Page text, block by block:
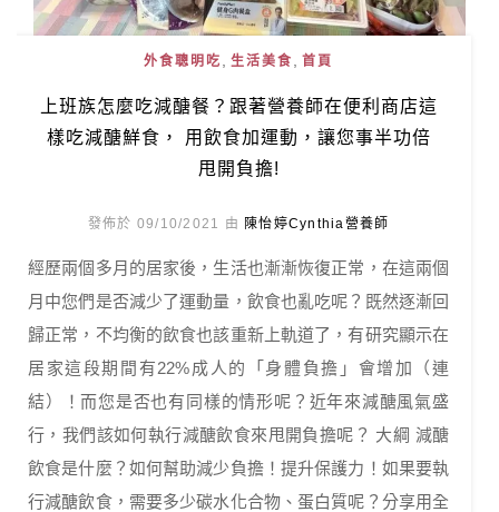
外食聰明吃 生活美食 首頁
上班族怎麼吃減醣餐？跟著營養師在便利商店這
樣吃減醣鮮食， 用飲食加運動，讓您事半功倍
甩開負擔!
發佈於 09/10/2021 由 陳怡婷Cynthia營養師
經歷兩個多月的居家後，生活也漸漸恢復正常，在這兩個
月中您們是否減少了運動量，飲食也亂吃呢？既然逐漸回
歸正常，不均衡的飲食也該重新上軌道了，有研究顯示在
居家這段期間有22%成人的「身體負擔」會增加（連
結）！而您是否也有同樣的情形呢？近年來減醣風氣盛
行，我們該如何執行減醣飲食來甩開負擔呢？ 大綱 減醣
飲食是什麼？如何幫助減少負擔！提升保護力！如果要執
行減醣飲食，需要多少碳水化合物、蛋白質呢？分享用全